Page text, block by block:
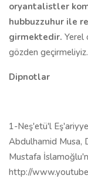
oryantalistler
hubbuzzuhur ile
girmektedir. Yerel
gözden geçirmeliyiz.
Dipnotlar
1-Neş'etü'l
Abdulhamid Musa,
Mustafa
http://